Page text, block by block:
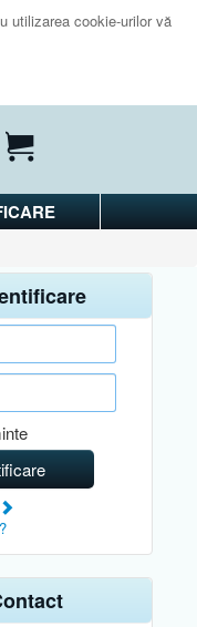
utilizarea cookie-urilor vă